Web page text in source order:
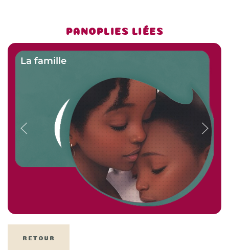
PANOPLIES LIÉES
La famille
RETOUR